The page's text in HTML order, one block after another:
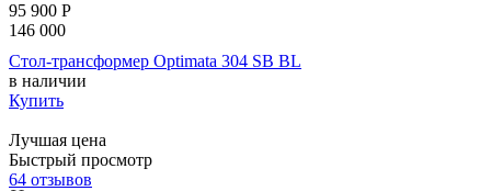
95 900 Р
146 000
Стол-трансформер Optimata 304 SB BL
в наличии
Купить
Лучшая цена
Быстрый просмотр
64 отзывов